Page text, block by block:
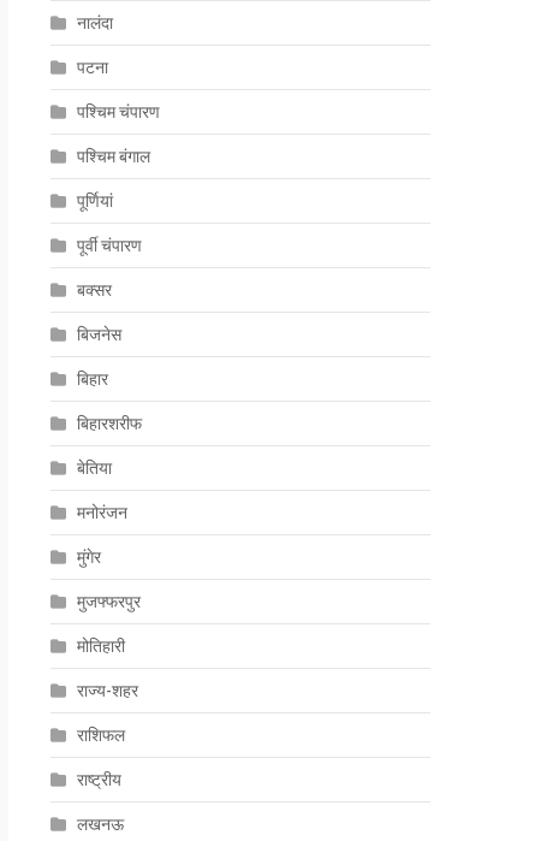
नालंदा
पटना
पश्चिम चंपारण
पश्चिम बंगाल
पूर्णियां
पूर्वी चंपारण
बक्सर
बिजनेस
बिहार
बिहारशरीफ
बेतिया
मनोरंजन
मुंगेर
मुजफ्फरपुर
मोतिहारी
राज्य-शहर
राशिफल
राष्ट्रीय
लखनऊ